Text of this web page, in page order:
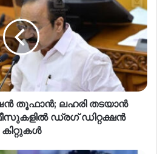
തൂഫാൻ; ലഹരി തടയാൻ
ഡ്രഗ് ഡിറ്റക്ഷൻ
കിറ്റുകൾ